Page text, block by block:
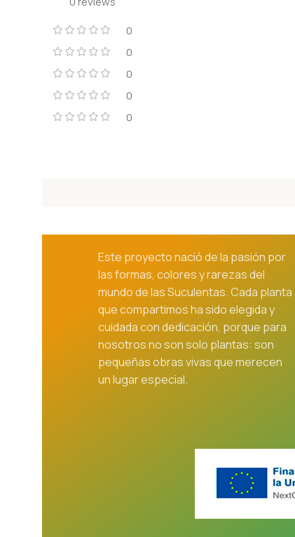
0
0
0
0
0
Este proyecto nació de la pasión por
las formas, colores y rarezas del
mundo de las Suculentas. Cada planta
que compartimos ha sido elegida y
cuidada con dedicación, porque para
nosotros no son solo plantas: son
pequeñas obras vivas que merecen
un lugar especial.